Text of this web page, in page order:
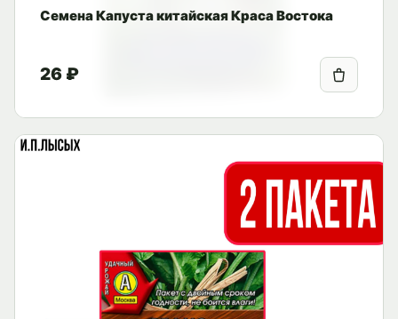
Семена Капуста китайская Краса Востока
26 ₽